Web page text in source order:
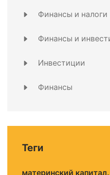
Финансы и налоги
Финансы и
Инвестиции
Финансы
Теги
материнский капитал